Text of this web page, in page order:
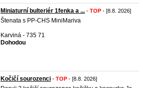
Miniaturní bulteriér 1fenka a ... - TOP - [8.8. 2026]
Štenata s PP-CHS MiniMariva
Karviná - 735 71
Dohodou
Kočičí sourozenci - TOP - [8.8. 2026]